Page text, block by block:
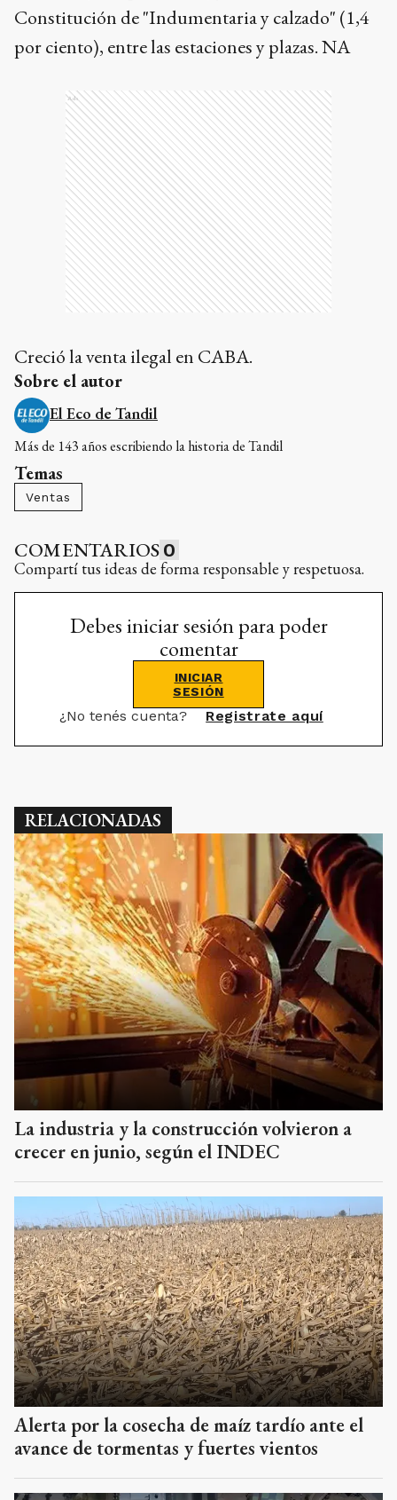
Constitución de "Indumentaria y calzado" (1,4
por ciento), entre las estaciones y plazas. NA
Ads
Creció la venta ilegal en CABA.
Sobre el autor
El Eco de Tandil
Más de 143 años escribiendo la historia de Tandil
Temas
Ventas
COMENTARIOS 0
Compartí tus ideas de forma responsable y respetuosa.
Debes iniciar sesión para poder
comentar
INICIAR
SESIÓN
¿No tenés cuenta? Registrate aquí
RELACIONADAS
La industria y la construcción volvieron a
crecer en junio, según el INDEC
Alerta por la cosecha de maíz tardío ante el
avance de tormentas y fuertes vientos